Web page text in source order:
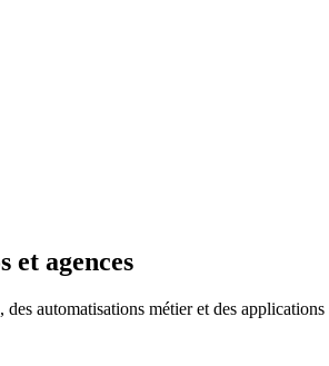
et agences
automatisations métier et des